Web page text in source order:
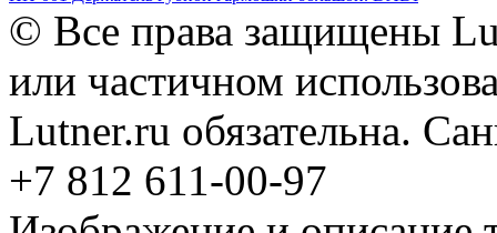
© Все права защищены
или частичном
Lutner.ru обязательна.
+7 812 611-00-97